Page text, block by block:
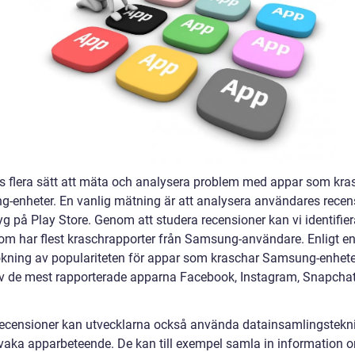
flera sätt att mäta och analysera problem med appar som
enheter. En vanlig mätning är att analysera användares
på Play Store. Genom att studera recensioner kan vi
har flest kraschrapporter från Samsung-användare. Enligt en
av populariteten för appar som kraschar Samsung-
de mest rapporterade apparna Facebook, Instagram,
kan utvecklarna också använda
apparbeteende. De kan till exempel samla in information